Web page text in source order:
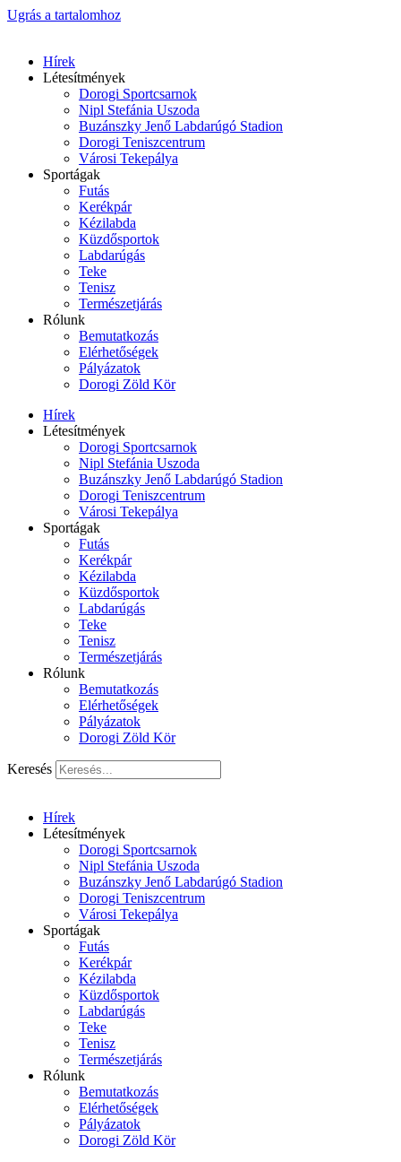
Ugrás a tartalomhoz
Hírek
Létesítmények
Dorogi Sportcsarnok
Nipl Stefánia Uszoda
Buzánszky Jenő Labdarúgó Stadion
Dorogi Teniszcentrum
Városi Tekepálya
Sportágak
Futás
Kerékpár
Kézilabda
Küzdősportok
Labdarúgás
Teke
Tenisz
Természetjárás
Rólunk
Bemutatkozás
Elérhetőségek
Pályázatok
Dorogi Zöld Kör
Hírek
Létesítmények
Dorogi Sportcsarnok
Nipl Stefánia Uszoda
Buzánszky Jenő Labdarúgó Stadion
Dorogi Teniszcentrum
Városi Tekepálya
Sportágak
Futás
Kerékpár
Kézilabda
Küzdősportok
Labdarúgás
Teke
Tenisz
Természetjárás
Rólunk
Bemutatkozás
Elérhetőségek
Pályázatok
Dorogi Zöld Kör
Keresés
Hírek
Létesítmények
Dorogi Sportcsarnok
Nipl Stefánia Uszoda
Buzánszky Jenő Labdarúgó Stadion
Dorogi Teniszcentrum
Városi Tekepálya
Sportágak
Futás
Kerékpár
Kézilabda
Küzdősportok
Labdarúgás
Teke
Tenisz
Természetjárás
Rólunk
Bemutatkozás
Elérhetőségek
Pályázatok
Dorogi Zöld Kör